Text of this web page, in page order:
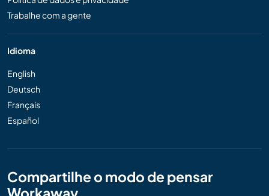
Trabalhe com a gente
Idioma
English
Deutsch
Français
Español
Compartilhe o modo de pensar